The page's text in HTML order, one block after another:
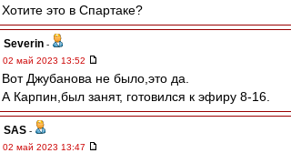
Хотите это в Спартаке?
Severin -
02 май 2023 13:52
Вот Джубанова не было,это да.
А Карпин,был занят, готовился к эфиру 8-16.
SAS -
02 май 2023 13:47